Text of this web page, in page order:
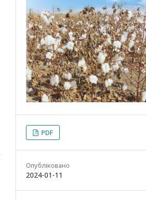
PDF
Опубліковано
2024-01-11